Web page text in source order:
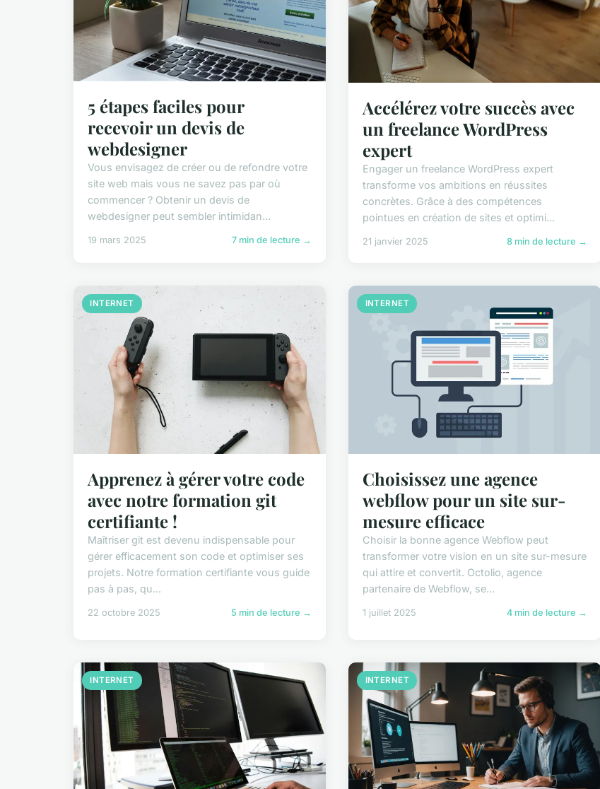
5 étapes faciles pour
recevoir un devis de
webdesigner
Vous envisagez de créer ou de refondre votre
site web mais vous ne savez pas par où
commencer ? Obtenir un devis de
webdesigner peut sembler intimidan...
19 mars 2025 7 min de lecture →
Accélérez votre succès avec
un freelance WordPress
expert
Engager un freelance WordPress expert
transforme vos ambitions en réussites
concrètes. Grâce à des compétences
pointues en création de sites et optimi...
21 janvier 2025 8 min de lecture →
INTERNET
Apprenez à gérer votre code
avec notre formation git
certifiante !
Maîtriser git est devenu indispensable pour
gérer efficacement son code et optimiser ses
projets. Notre formation certifiante vous guide
pas à pas, qu...
22 octobre 2025 5 min de lecture →
INTERNET
Choisissez une agence
webflow pour un site sur-
mesure efficace
Choisir la bonne agence Webflow peut
transformer votre vision en un site sur-mesure
qui attire et convertit. Octolio, agence
partenaire de Webflow, se...
1 juillet 2025 4 min de lecture →
INTERNET INTERNET